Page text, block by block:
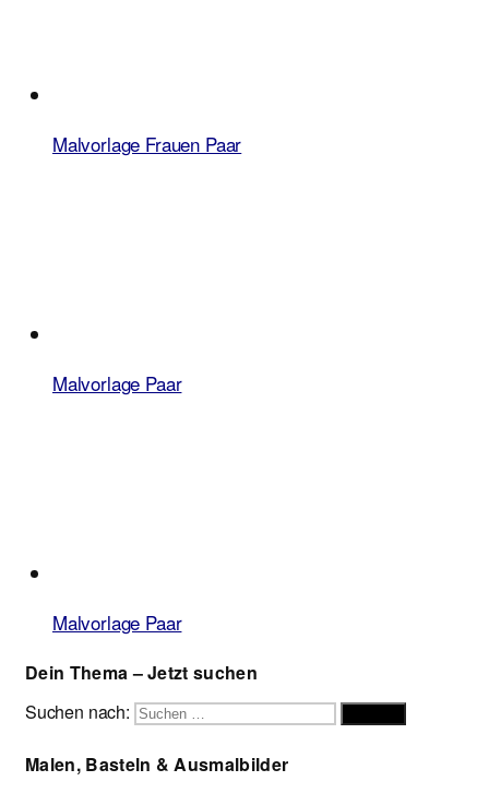
Malvorlage Frauen Paar
Malvorlage Paar
Malvorlage Paar
Dein Thema – Jetzt suchen
Suchen nach:
Malen, Basteln & Ausmalbilder